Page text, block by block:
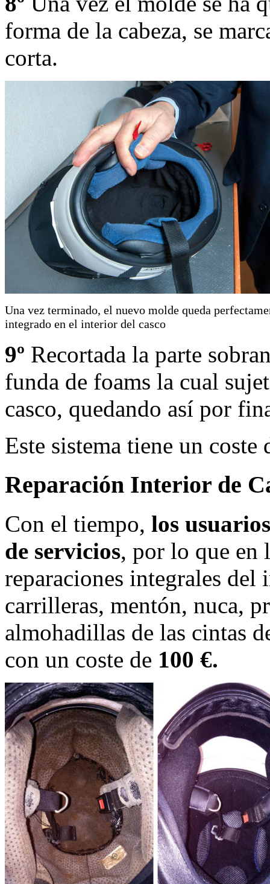
forma de la cabeza, se
corta.
Una vez terminado, el nuevo molde queda
integrado en el interior del casco
9º Recortada la parte
funda de foams la cual
casco, quedando así por
Este sistema tiene un coste
Reparación Interior de
Con el tiempo, los
de servicios, por lo que en
reparaciones integrales del
carrilleras, mentón, nuca,
almohadillas de las cintas
con un coste de 100 €.